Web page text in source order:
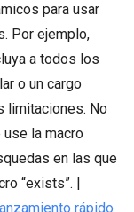
para usar
Por ejemplo,
a todos los
o un cargo
limitaciones. No
la macro
en las que
“exists”. |
rápido